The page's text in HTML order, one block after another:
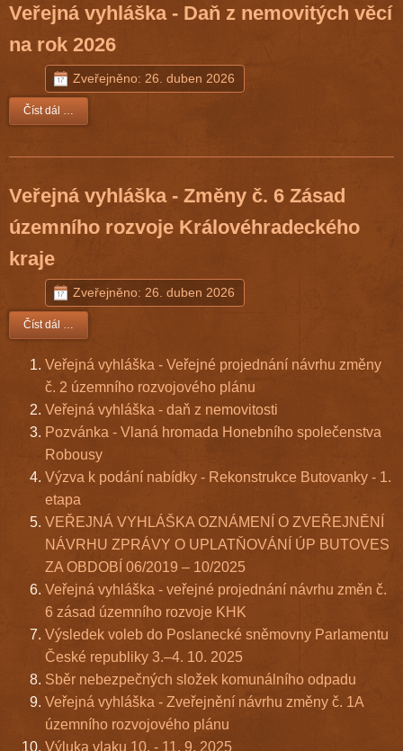
Veřejná vyhláška - Daň z nemovitých věcí
na rok 2026
Zveřejněno: 26. duben 2026
Číst dál …
Veřejná vyhláška - Změny č. 6 Zásad
územního rozvoje Královéhradeckého
kraje
Zveřejněno: 26. duben 2026
Číst dál …
Veřejná vyhláška - Veřejné projednání návrhu změny
č. 2 územního rozvojového plánu
Veřejná vyhláška - daň z nemovitosti
Pozvánka - Vlaná hromada Honebního společenstva
Robousy
Výzva k podání nabídky - Rekonstrukce Butovanky - 1.
etapa
VEŘEJNÁ VYHLÁŠKA OZNÁMENÍ O ZVEŘEJNĚNÍ
NÁVRHU ZPRÁVY O UPLATŇOVÁNÍ ÚP BUTOVES
ZA OBDOBÍ 06/2019 – 10/2025
Veřejná vyhláška - veřejné projednání návrhu změn č.
6 zásad územního rozvoje KHK
Výsledek voleb do Poslanecké sněmovny Parlamentu
České republiky 3.–4. 10. 2025
Sběr nebezpečných složek komunálního odpadu
Veřejná vyhláška - Zveřejnění návrhu změny č. 1A
územního rozvojového plánu
Výluka vlaku 10. - 11. 9. 2025